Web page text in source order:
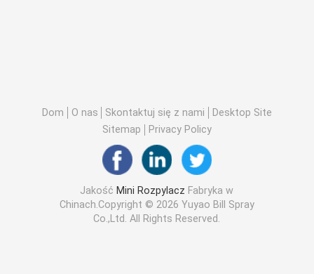
Dom O nas Skontaktuj się z nami
Desktop Site
Sitemap
Privacy Policy
Jakość Mini Rozpylacz Fabryka w
Chinach.Copyright © 2026 Yuyao Bill Spray
Co.,Ltd. All Rights Reserved.